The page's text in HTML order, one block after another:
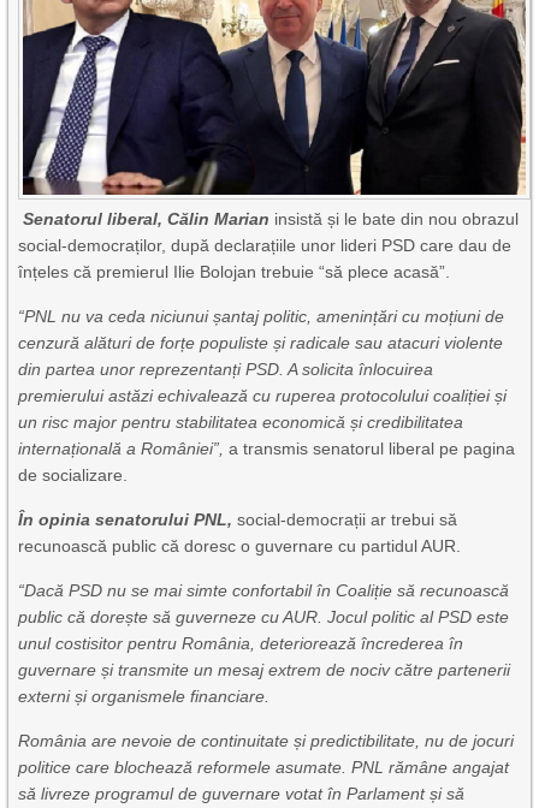
Senatorul liberal, Călin Marian insistă și le bate din nou obrazul
social-democraților, după declarațiile unor lideri PSD care dau de
înțeles că premierul Ilie Bolojan trebuie “să plece acasă”.
“PNL nu va ceda niciunui șantaj politic, amenințări cu moțiuni de
cenzură alături de forțe populiste și radicale sau atacuri violente
din partea unor reprezentanți PSD. A solicita înlocuirea
premierului astăzi echivalează cu ruperea protocolului coaliției și
un risc major pentru stabilitatea economică și credibilitatea
internațională a României”, a transmis senatorul liberal pe pagina
de socializare.
În opinia senatorului PNL, social-democrații ar trebui să
recunoască public că doresc o guvernare cu partidul AUR.
“Dacă PSD nu se mai simte confortabil în Coaliție să recunoască
public că dorește să guverneze cu AUR. Jocul politic al PSD este
unul costisitor pentru România, deteriorează încrederea în
guvernare și transmite un mesaj extrem de nociv către partenerii
externi și organismele financiare.
România are nevoie de continuitate și predictibilitate, nu de jocuri
politice care blochează reformele asumate. PNL rămâne angajat
să livreze programul de guvernare votat în Parlament și să